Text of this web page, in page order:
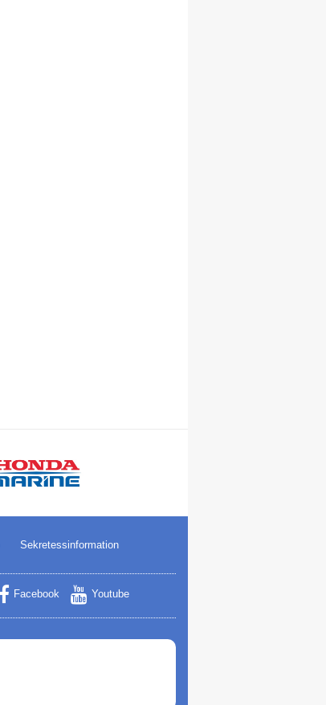
Sekretessinformation
Facebook Youtube